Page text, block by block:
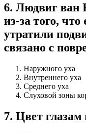
6. Людвиг ван
из-за того,
утратили
связано с
Наружного уха
Внутреннего уха
Среднего уха
Слуховой зоны
7. Цвет глазам